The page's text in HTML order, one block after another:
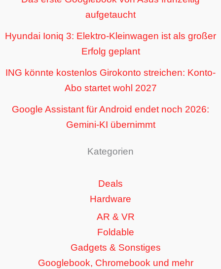
aufgetaucht
Hyundai Ioniq 3: Elektro-Kleinwagen ist als großer
Erfolg geplant
ING könnte kostenlos Girokonto streichen: Konto-
Abo startet wohl 2027
Google Assistant für Android endet noch 2026:
Gemini-KI übernimmt
Kategorien
Deals
Hardware
AR & VR
Foldable
Gadgets & Sonstiges
Googlebook, Chromebook und mehr